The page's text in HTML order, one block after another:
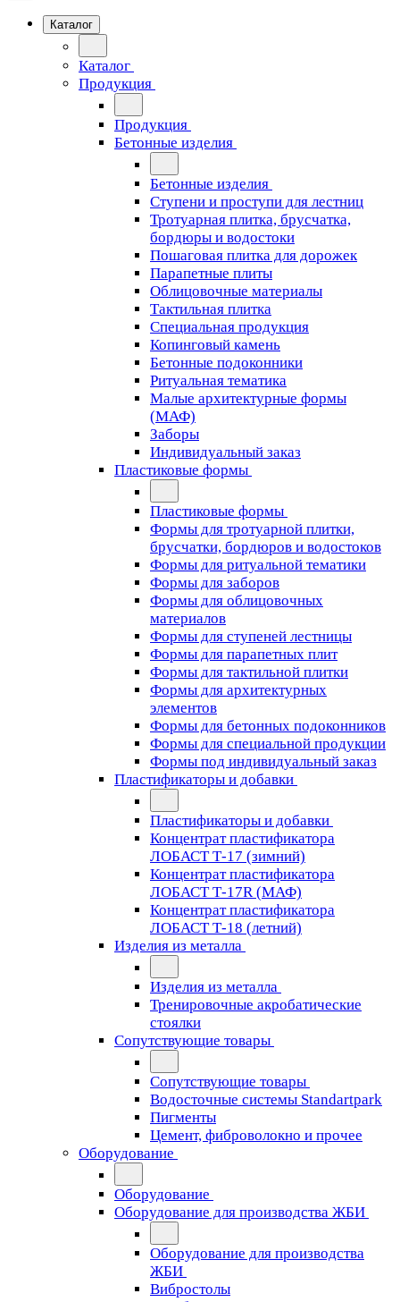
Каталог
Каталог
Продукция
Продукция
Бетонные изделия
Бетонные изделия
Ступени и проступи для лестниц
Тротуарная плитка, брусчатка,
бордюры и водостоки
Пошаговая плитка для дорожек
Парапетные плиты
Облицовочные материалы
Тактильная плитка
Специальная продукция
Копинговый камень
Бетонные подоконники
Ритуальная тематика
Малые архитектурные формы
(МАФ)
Заборы
Индивидуальный заказ
Пластиковые формы
Пластиковые формы
Формы для тротуарной плитки,
брусчатки, бордюров и водостоков
Формы для ритуальной тематики
Формы для заборов
Формы для облицовочных
материалов
Формы для ступеней лестницы
Формы для парапетных плит
Формы для тактильной плитки
Формы для архитектурных
элементов
Формы для бетонных подоконников
Формы для специальной продукции
Формы под индивидуальный заказ
Пластификаторы и добавки
Пластификаторы и добавки
Концентрат пластификатора
ЛОБАСТ Т-17 (зимний)
Концентрат пластификатора
ЛОБАСТ Т-17R (МАФ)
Концентрат пластификатора
ЛОБАСТ Т-18 (летний)
Изделия из металла
Изделия из металла
Тренировочные акробатические
стоялки
Сопутствующие товары
Сопутствующие товары
Водосточные системы Standartpark
Пигменты
Цемент, фиброволокно и прочее
Оборудование
Оборудование
Оборудование для производства ЖБИ
Оборудование для производства
ЖБИ
Вибростолы